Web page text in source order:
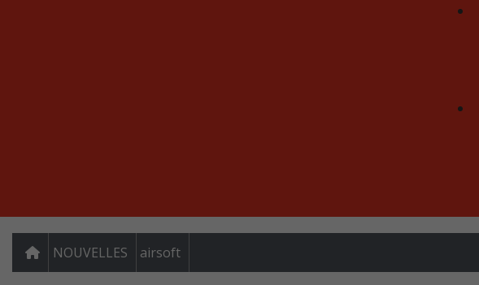
NOUVELLES airsoft